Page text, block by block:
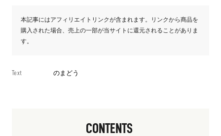
本記事にはアフィリエイトリンクが含まれます。リンクから商品を
購入された場合、売上の一部が当サイトに還元されることがありま
す。
Text のまどう
CONTENTS